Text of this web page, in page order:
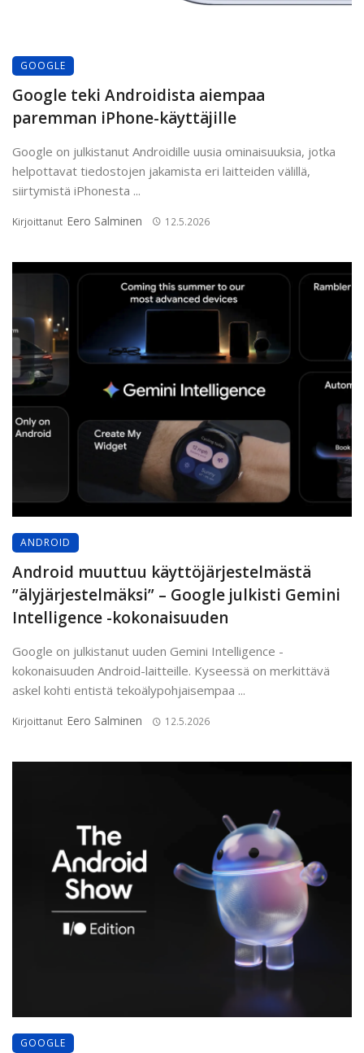
GOOGLE
Google teki Androidista aiempaa
paremman iPhone-käyttäjille
Google on julkistanut Androidille uusia ominaisuuksia, jotka
helpottavat tiedostojen jakamista eri laitteiden välillä,
siirtymistä iPhonesta ...
Kirjoittanut Eero Salminen 12.5.2026
ANDROID
Android muuttuu käyttöjärjestelmästä
”älyjärjestelmäksi” – Google julkisti Gemini
Intelligence -kokonaisuuden
Google on julkistanut uuden Gemini Intelligence -
kokonaisuuden Android-laitteille. Kyseessä on merkittävä
askel kohti entistä tekoälypohjaisempaa ...
Kirjoittanut Eero Salminen 12.5.2026
GOOGLE